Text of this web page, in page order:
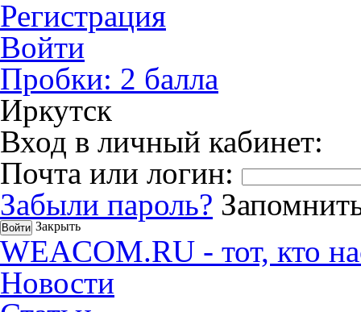
Регистрация
Войти
Пробки: 2 балла
Иркутск
Вход в личный кабинет:
Почта или логин:
Забыли пароль?
Закрыть
WEACOM.RU - тот, кто
Новости